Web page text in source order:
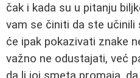
čak i kada su u pitanju
vam se činiti da ste učinili
će ipak pokazivati znake
važno ne odustajati, već